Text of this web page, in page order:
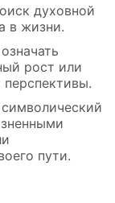
духовной
в жизни.
рост или
пути.